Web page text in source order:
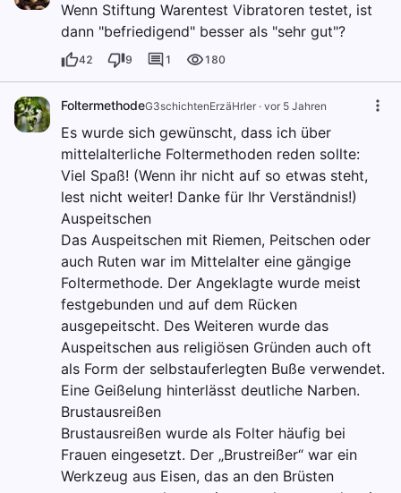
Wenn Stiftung Warentest Vibratoren testet, ist
dann "befriedigend" besser als "sehr gut"?
42 9 1 180
FoltermethodeG3schichtenErzäHrler · vor 5 Jahren
Es wurde sich gewünscht, dass ich über
mittelalterliche Foltermethoden reden sollte:
Viel Spaß! (Wenn ihr nicht auf so etwas steht,
lest nicht weiter! Danke für Ihr Verständnis!)
Auspeitschen
Das Auspeitschen mit Riemen, Peitschen oder
auch Ruten war im Mittelalter eine gängige
Foltermethode. Der Angeklagte wurde meist
festgebunden und auf dem Rücken
ausgepeitscht. Des Weiteren wurde das
Auspeitschen aus religiösen Gründen auch oft
als Form der selbstauferlegten Buße verwendet.
Eine Geißelung hinterlässt deutliche Narben.
Brustausreißen
Brustausreißen wurde als Folter häufig bei
Frauen eingesetzt. Der „Brustreißer“ war ein
Werkzeug aus Eisen, das an den Brüsten